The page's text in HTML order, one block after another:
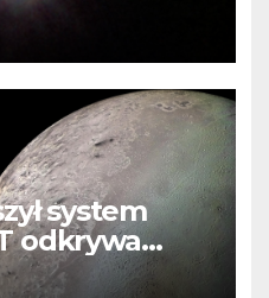
system
odkrywa
katastrofy i